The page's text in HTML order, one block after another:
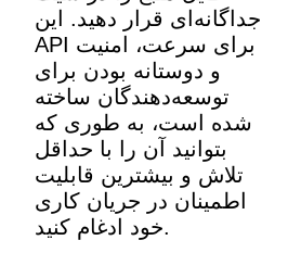
جداگانه‌ای قرار دهید. این
API برای سرعت، امنیت
و‌ دوستانه بودن برای
توسعه‌دهندگان ساخته
شده است، به طوری که
بتوانید آن را با حداقل
تلاش و بیشترین قابلیت
اطمینان در جریان کاری
خود ادغام کنید.